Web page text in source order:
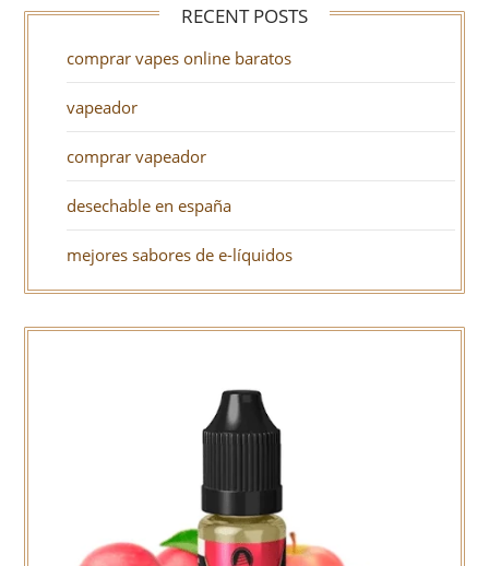
RECENT POSTS
comprar vapes online baratos
vapeador
comprar vapeador
desechable en españa
mejores sabores de e-líquidos